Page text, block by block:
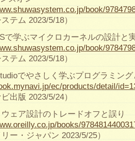
book/
ステム 2023/5/18）
学ぶマイクロカーネルの設計と
book/
ステム 2023/5/18）
でやさしく学ぶプログラミン
ec/products/detail/
ビ出版 2023/5/24）
ェア設計のトレードオフと誤り
books/
リー・ジャパン 2023/5/25）